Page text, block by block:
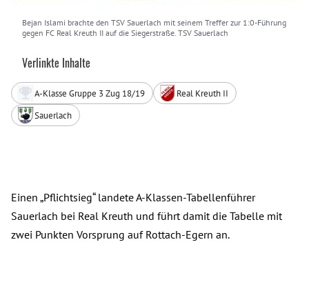
Bejan Islami brachte den TSV Sauerlach mit seinem Treffer zur 1:0-Führung
gegen FC Real Kreuth II auf die Siegerstraße. TSV Sauerlach
Verlinkte Inhalte
A-Klasse Gruppe 3 Zug 18/19
Real Kreuth II
Sauerlach
Einen „Pflichtsieg“ landete A-Klassen-Tabellenführer
Sauerlach bei Real Kreuth und führt damit die Tabelle mit
zwei Punkten Vorsprung auf Rottach-Egern an.